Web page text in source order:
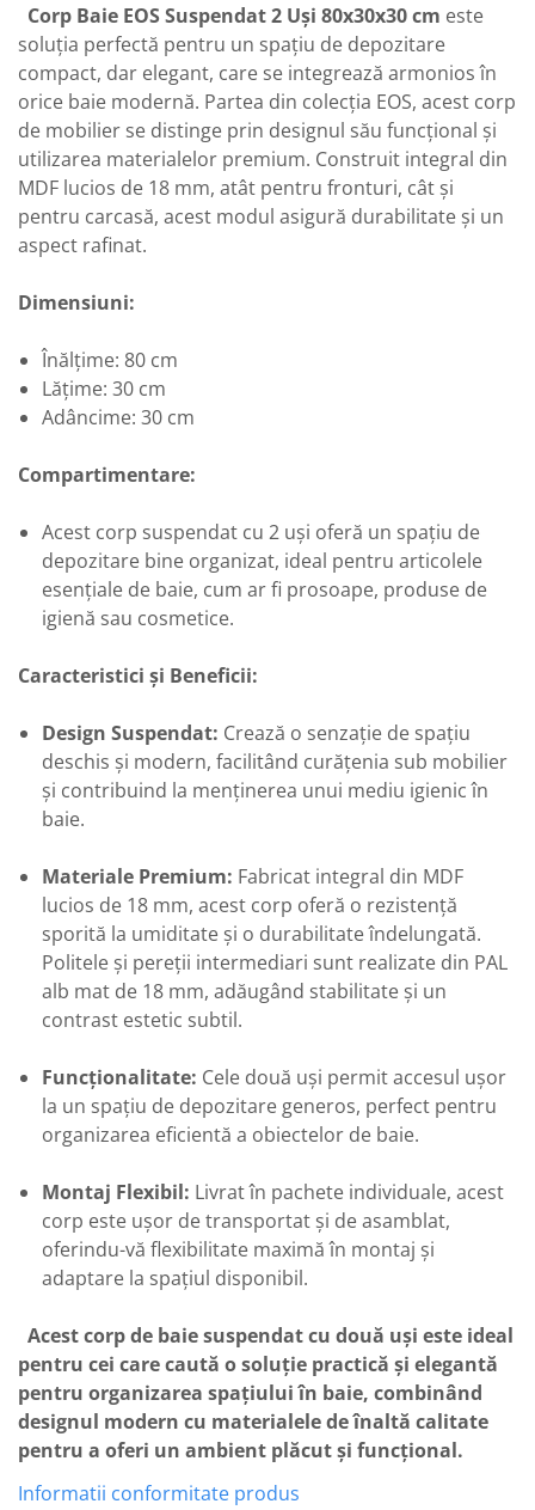
Corp Baie EOS Suspendat 2 Uși 80x30x30 cm este
soluția perfectă pentru un spațiu de depozitare
compact, dar elegant, care se integrează armonios în
orice baie modernă. Partea din colecția EOS, acest corp
de mobilier se distinge prin designul său funcțional și
utilizarea materialelor premium. Construit integral din
MDF lucios de 18 mm, atât pentru fronturi, cât și
pentru carcasă, acest modul asigură durabilitate și un
aspect rafinat.
Dimensiuni:
Înălțime: 80 cm
Lățime: 30 cm
Adâncime: 30 cm
Compartimentare:
Acest corp suspendat cu 2 uși oferă un spațiu de
depozitare bine organizat, ideal pentru articolele
esențiale de baie, cum ar fi prosoape, produse de
igienă sau cosmetice.
Caracteristici și Beneficii:
Design Suspendat: Crează o senzație de spațiu
deschis și modern, facilitând curățenia sub mobilier
și contribuind la menținerea unui mediu igienic în
baie.
Materiale Premium: Fabricat integral din MDF
lucios de 18 mm, acest corp oferă o rezistență
sporită la umiditate și o durabilitate îndelungată.
Politele și pereții intermediari sunt realizate din PAL
alb mat de 18 mm, adăugând stabilitate și un
contrast estetic subtil.
Funcționalitate: Cele două uși permit accesul ușor
la un spațiu de depozitare generos, perfect pentru
organizarea eficientă a obiectelor de baie.
Montaj Flexibil: Livrat în pachete individuale, acest
corp este ușor de transportat și de asamblat,
oferindu-vă flexibilitate maximă în montaj și
adaptare la spațiul disponibil.
Acest corp de baie suspendat cu două uși este ideal
pentru cei care caută o soluție practică și elegantă
pentru organizarea spațiului în baie, combinând
designul modern cu materialele de înaltă calitate
pentru a oferi un ambient plăcut și funcțional.
Informatii conformitate produs